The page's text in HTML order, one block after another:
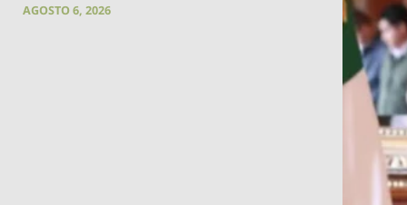
AGOSTO 6, 2026